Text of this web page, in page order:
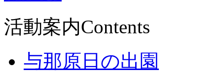
活動案内Contents
与那原日の出園